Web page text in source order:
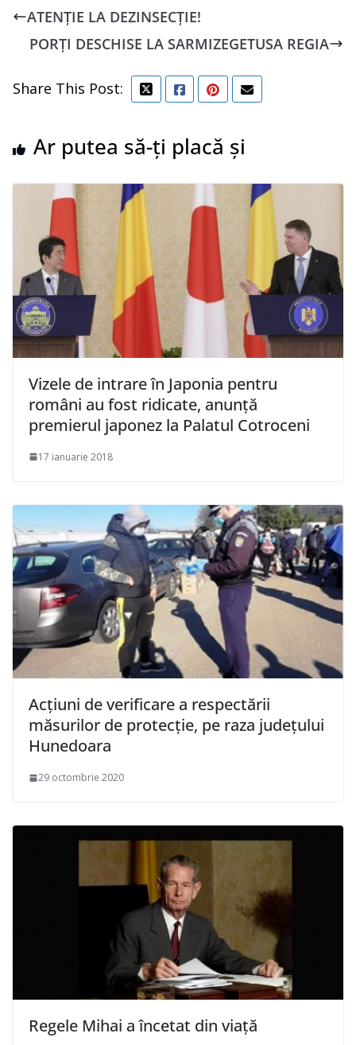
ATENȚIE LA DEZINSECȚIE!
PORȚI DESCHISE LA SARMIZEGETUSA REGIA
Share This Post:
Ar putea să-ți placă și
Vizele de intrare în Japonia pentru
români au fost ridicate, anunţă
premierul japonez la Palatul Cotroceni
17 ianuarie 2018
Acțiuni de verificare a respectării
măsurilor de protecție, pe raza județului
Hunedoara
29 octombrie 2020
Regele Mihai a încetat din viață